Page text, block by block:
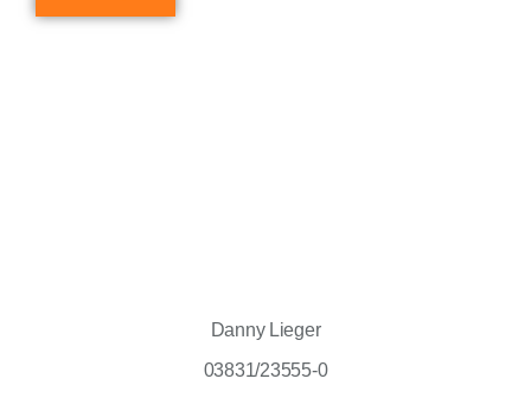
Danny Lieger
03831/23555-0